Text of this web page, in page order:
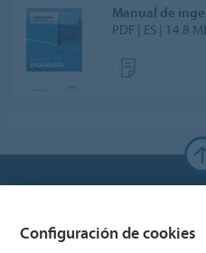
Manual de
PDF | ES | 14.8
Forbo Websites
Forbo Group
Configuración de cookies